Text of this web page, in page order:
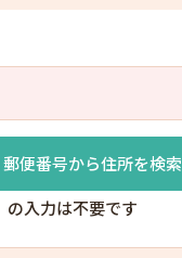
郵便番号から住所を検索
入力は不要です